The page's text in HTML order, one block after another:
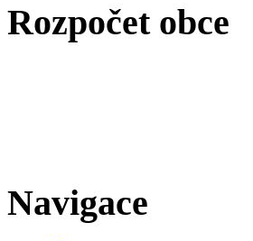
Rozpočet obce
Navigace